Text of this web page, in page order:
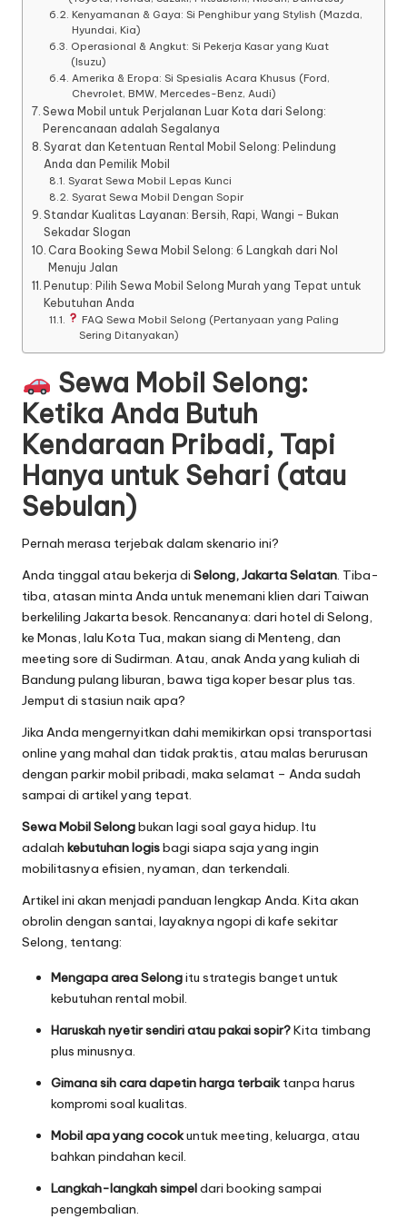
Kenyamanan & Gaya: Si Penghibur yang Stylish (Mazda,
Hyundai, Kia)
Operasional & Angkut: Si Pekerja Kasar yang Kuat
(Isuzu)
Amerika & Eropa: Si Spesialis Acara Khusus (Ford,
Chevrolet, BMW, Mercedes-Benz, Audi)
Sewa Mobil untuk Perjalanan Luar Kota dari Selong:
Perencanaan adalah Segalanya
Syarat dan Ketentuan Rental Mobil Selong: Pelindung
Anda dan Pemilik Mobil
Syarat Sewa Mobil Lepas Kunci
Syarat Sewa Mobil Dengan Sopir
Standar Kualitas Layanan: Bersih, Rapi, Wangi – Bukan
Sekadar Slogan
Cara Booking Sewa Mobil Selong: 6 Langkah dari Nol
Menuju Jalan
Penutup: Pilih Sewa Mobil Selong Murah yang Tepat untuk
Kebutuhan Anda
FAQ Sewa Mobil Selong (Pertanyaan yang Paling
Sering Ditanyakan)
Sewa Mobil Selong:
Ketika Anda Butuh
Kendaraan Pribadi, Tapi
Hanya untuk Sehari (atau
Sebulan)
Pernah merasa terjebak dalam skenario ini?
Anda tinggal atau bekerja di Selong, Jakarta Selatan. Tiba-
tiba, atasan minta Anda untuk menemani klien dari Taiwan
berkeliling Jakarta besok. Rencananya: dari hotel di Selong,
ke Monas, lalu Kota Tua, makan siang di Menteng, dan
meeting sore di Sudirman. Atau, anak Anda yang kuliah di
Bandung pulang liburan, bawa tiga koper besar plus tas.
Jemput di stasiun naik apa?
Jika Anda mengernyitkan dahi memikirkan opsi transportasi
online yang mahal dan tidak praktis, atau malas berurusan
dengan parkir mobil pribadi, maka selamat – Anda sudah
sampai di artikel yang tepat.
Sewa Mobil Selongbukan lagi soal gaya hidup. Itu
adalah kebutuhan logisbagi siapa saja yang ingin
mobilitasnya efisien, nyaman, dan terkendali.
Artikel ini akan menjadi panduan lengkap Anda. Kita akan
obrolin dengan santai, layaknya ngopi di kafe sekitar
Selong, tentang:
Mengapa area Selongitu strategis banget untuk
kebutuhan rental mobil.
Haruskah nyetir sendiri atau pakai sopir?Kita timbang
plus minusnya.
Gimana sih cara dapetin harga terbaiktanpa harus
kompromi soal kualitas.
Mobil apa yang cocokuntuk meeting, keluarga, atau
bahkan pindahan kecil.
Langkah-langkah simpeldari booking sampai
pengembalian.